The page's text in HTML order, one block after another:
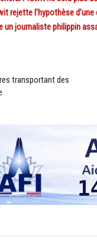
rejette l’hypothèse
un journaliste philippin
transportant des